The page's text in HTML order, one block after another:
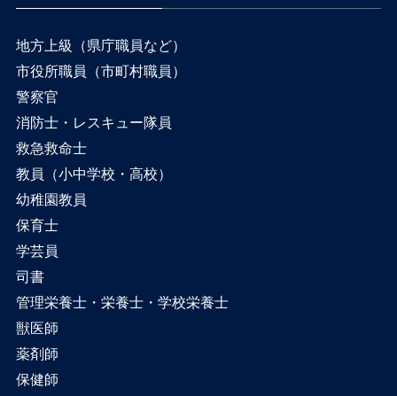
地方上級（県庁職員など）
市役所職員（市町村職員）
警察官
消防士・レスキュー隊員
救急救命士
教員（小中学校・高校）
幼稚園教員
保育士
学芸員
司書
管理栄養士・栄養士・学校栄養士
獣医師
薬剤師
保健師